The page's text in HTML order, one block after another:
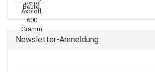
Newsletter-Anmeldung